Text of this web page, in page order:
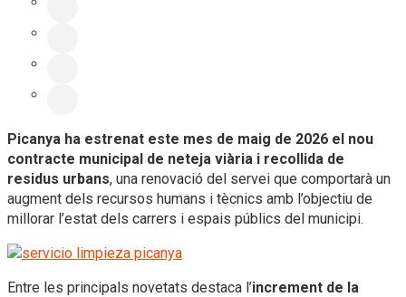
Picanya ha estrenat este mes de maig de 2026 el nou
contracte municipal de neteja viària i recollida de
residus urbans, una renovació del servei que comportarà un
augment dels recursos humans i tècnics amb l’objectiu de
millorar l’estat dels carrers i espais públics del municipi.
Entre les principals novetats destaca l’increment de la